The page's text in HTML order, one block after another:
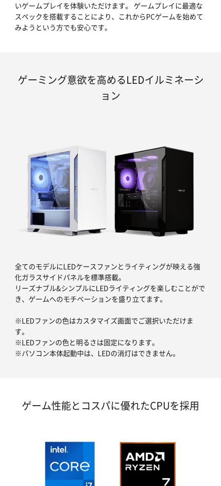
いゲームプレイを体験いただけます。 ゲームプレイに最適な
スペックを搭載することにより、これからPCゲームを始めて
みようという方でも安心です。
ゲーミング意欲を高めるLEDイルミネーシ
ョン
全てのモデルにLEDケースファンとライティングが映える強
化ガラスサイドパネルを標準搭載。
リーズナブル&シンプルにLEDライティングを楽しむことがで
き、ゲームへのモチベーションを盛り立てます。
※LEDファンの色はカスタマイズ画面でご選択いただけま
す。
※LEDファンの色と明るさは固定になります。
※パソコン本体起動中は、LEDの消灯はできません。
ゲーム性能とコスパに優れたCPUを採用